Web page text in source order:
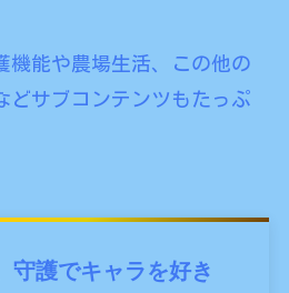
機能や農場生活、この他の
どサブコンテンツもたっぷ
守護でキャラを好き